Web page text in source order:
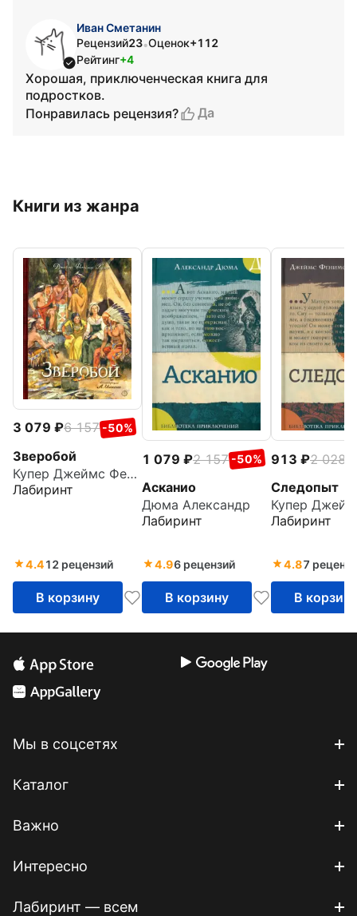
Иван Сметанин
Рецензий23•Оценок+112
Рейтинг+4
Хорошая, приключенческая книга для
подростков.
Понравилась рецензия?
Да
Книги из жанра
3 079 6 157 -50%
Зверобой
Купер Джеймс Фенимор
Лабиринт
4.412 рецензий
В корзину
1 079 2 157 -50%
Асканио
Дюма Александр
Лабиринт
4.96 рецензий
В корзину
913 2 028
Следопыт
Лабиринт
4.87
В корзину
Мы в соцсетях
Каталог
Важно
Интересно
Лабиринт — всем